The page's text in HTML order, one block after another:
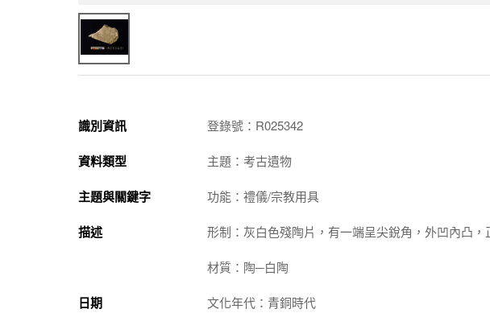
識別資訊 登錄號：R025342
資料類型 主題：考古遺物
主題與關鍵字 功能：禮儀/宗教用具
描述 形制：灰白色殘陶片，有一端呈尖銳角，外凹內凸
材質：陶─白陶
日期 文化年代：青銅時代